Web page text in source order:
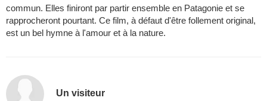
commun. Elles finiront par partir ensemble en Patagonie et se
rapprocheront pourtant. Ce film, à défaut d'être follement original,
est un bel hymne à l'amour et à la nature.
Un visiteur